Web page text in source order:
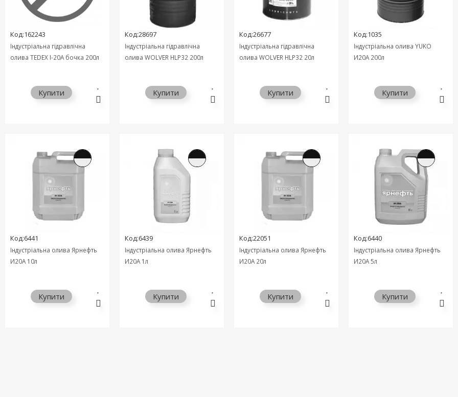
Код:162243
Індустріальна гідравлічна
олива TEDEX І-20А бочка 200л
Купити
Код:28697
Індустріальна гідравлічна
олива WOLVER HLP32 200л
Купити
Код:26677
Індустріальна гідравлічна
олива WOLVER HLP32 20л
Купити
Код:1035
Індустріальна олива YUKO
И20А 200л
Купити
Код:6441
Індустріальна олива Ярнефть
И20А 10л
Купити
Код:6439
Індустріальна олива Ярнефть
И20А 1л
Купити
Код:22051
Індустріальна олива Ярнефть
И20А 20л
Купити
Код:6440
Індустріальна олива Ярнефть
И20А 5л
Купити